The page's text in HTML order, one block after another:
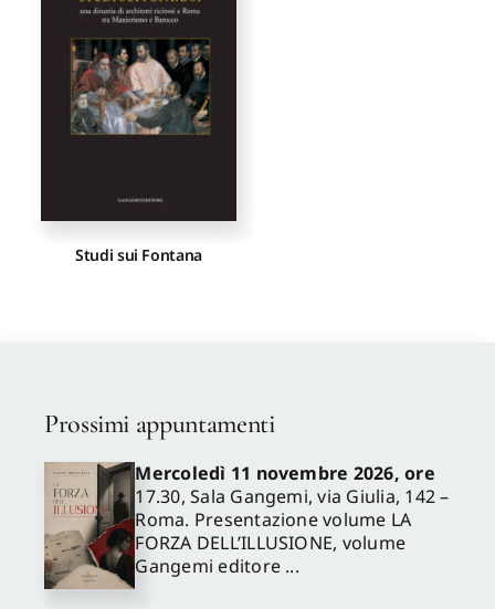
Proposte di pubblicazione
Gangemi Editore
Newsletter
Studi sui Fontana
Prossimi appuntamenti
Mercoledì 11 novembre 2026, ore
17.30, Sala Gangemi, via Giulia, 142 –
Roma. Presentazione volume LA
FORZA DELL’ILLUSIONE, volume
Gangemi editore ...